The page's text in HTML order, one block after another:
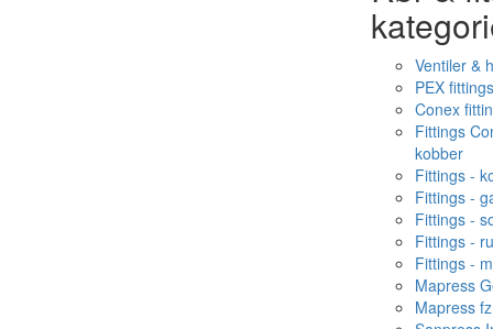
Ventiler &
PEX fittings
Conex
Fittings
kobber
Fittings -
Fittings -
Fittings -
Fittings -
Fittings -
Mapress
Mapress fz